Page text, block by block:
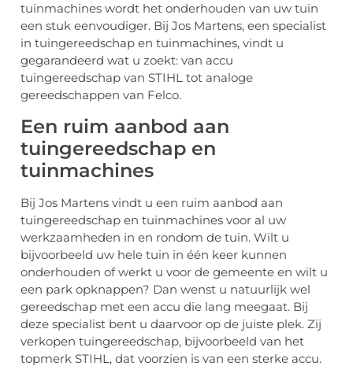
tuinmachines wordt het onderhouden van uw tuin
een stuk eenvoudiger. Bij Jos Martens, een specialist
in tuingereedschap en tuinmachines, vindt u
gegarandeerd wat u zoekt: van accu
tuingereedschap van STIHL tot analoge
gereedschappen van Felco.
Een ruim aanbod aan
tuingereedschap en
tuinmachines
Bij Jos Martens vindt u een ruim aanbod aan
tuingereedschap en tuinmachines voor al uw
werkzaamheden in en rondom de tuin. Wilt u
bijvoorbeeld uw hele tuin in één keer kunnen
onderhouden of werkt u voor de gemeente en wilt u
een park opknappen? Dan wenst u natuurlijk wel
gereedschap met een accu die lang meegaat. Bij
deze specialist bent u daarvoor op de juiste plek. Zij
verkopen tuingereedschap, bijvoorbeeld van het
topmerk STIHL, dat voorzien is van een sterke accu.